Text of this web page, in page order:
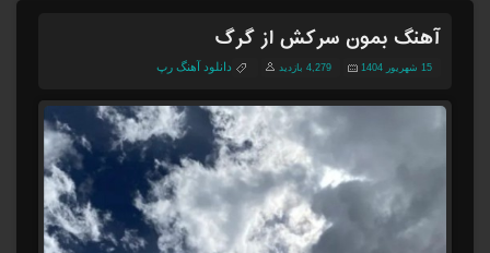
آهنگ بمون سرکش از گرگ
15 شهریور 1404 4,279 بازدید دانلود آهنگ رپ